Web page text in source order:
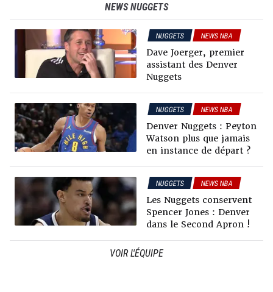
NEWSNUGGETS
NUGGETS NEWS NBA
Dave Joerger, premier
assistant des Denver
Nuggets
NUGGETS NEWS NBA
Denver Nuggets : Peyton
Watson plus que jamais
en instance de départ ?
NUGGETS
NEWS NBA
RUMEURS & TRADES
Les Nuggets conservent
Spencer Jones : Denver
dans le Second Apron !
VOIR L'ÉQUIPE